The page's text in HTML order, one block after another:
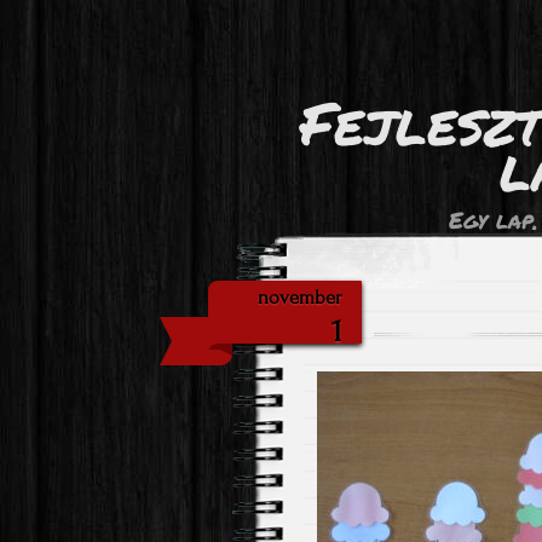
Egy
november
1